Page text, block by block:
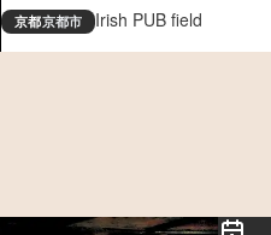
京都京都市 Irish PUB field